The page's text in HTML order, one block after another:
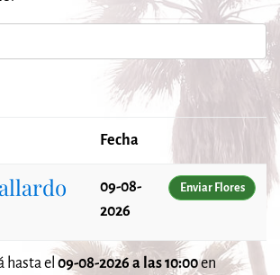
Fecha
09-08-
2026
Enviar Flores
hasta el 09-08-2026 a las 10:00en